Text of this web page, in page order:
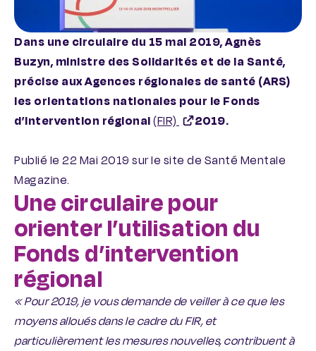
Dans une circulaire du 15 mai 2019, Agnès
Buzyn, ministre des Solidarités et de la Santé,
précise aux Agences régionales de santé (ARS)
les orientations nationales pour le Fonds
d’intervention régional(FIR) 2019.
Publié le 22 Mai 2019 sur le site de Santé Mentale
Magazine.
Une circulaire pour
orienter l’utilisation du
Fonds d’intervention
régional
« Pour 2019, je vous demande de veiller à ce que les
moyens alloués dans le cadre du FIR, et
particulièrement les mesures nouvelles, contribuent à